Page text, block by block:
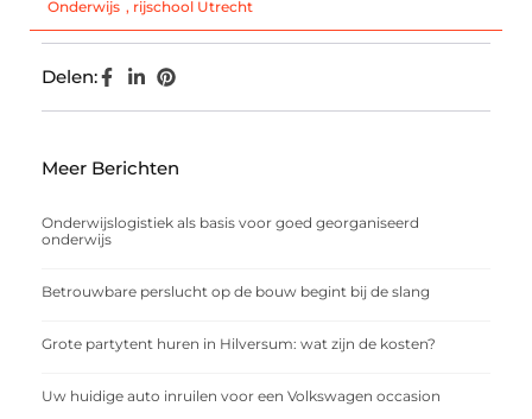
Onderwijs , rijschool Utrecht
Delen:
Meer Berichten
Onderwijslogistiek als basis voor goed georganiseerd
onderwijs
Betrouwbare perslucht op de bouw begint bij de slang
Grote partytent huren in Hilversum: wat zijn de kosten?
Uw huidige auto inruilen voor een Volkswagen occasion